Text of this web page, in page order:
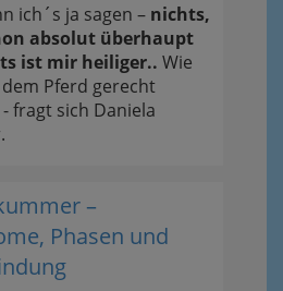
ich´s ja sagen – nichts,
absolut überhaupt
ist mir heiliger.. Wie
Pferd gerecht
fragt sich Daniela
–
Phasen und